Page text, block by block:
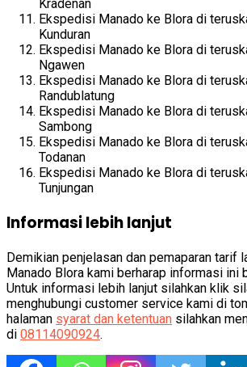
Kradenan
Ekspedisi Manado ke Blora di
Kunduran
Ekspedisi Manado ke Blora di
Ngawen
Ekspedisi Manado ke Blora di
Randublatung
Ekspedisi Manado ke Blora di
Sambong
Ekspedisi Manado ke Blora di
Todanan
Ekspedisi Manado ke Blora di
Tunjungan
Informasi lebih lanjut
Demikian penjelasan dan pemaparan tarif
Manado Blora kami berharap informasi ini
Untuk informasi lebih lanjut silahkan klik
menghubungi customer service kami di
halaman syarat dan ketentuan silahkan
di 08114090924.